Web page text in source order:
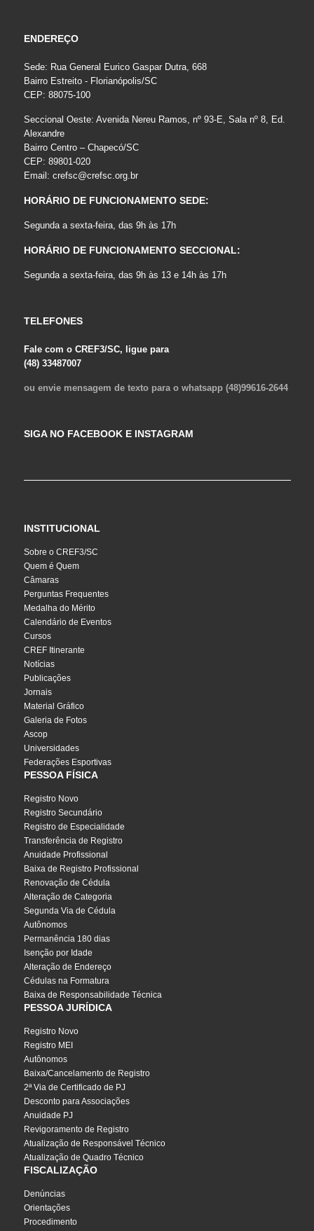
ENDEREÇO
Sede: Rua General Eurico Gaspar Dutra, 668
Bairro Estreito - Florianópolis/SC
CEP: 88075-100
Seccional Oeste: Avenida Nereu Ramos, nº 93-E, Sala nº 8, Ed.
Alexandre
Bairro Centro – Chapecó/SC
CEP: 89801-020
Email: crefsc@crefsc.org.br
HORÁRIO DE FUNCIONAMENTO SEDE:
Segunda a sexta-feira, das 9h às 17h
HORÁRIO DE FUNCIONAMENTO SECCIONAL:
Segunda a sexta-feira, das 9h às 13 e 14h às 17h
TELEFONES
Fale com o CREF3/SC, ligue para
(48) 33487007
ou envie mensagem de texto para o whatsapp (48)99616-2644
SIGA NO FACEBOOK E INSTAGRAM
INSTITUCIONAL
Sobre o CREF3/SC
Quem é Quem
Câmaras
Perguntas Frequentes
Medalha do Mérito
Calendário de Eventos
Cursos
CREF Itinerante
Notícias
Publicações
Jornais
Material Gráfico
Galeria de Fotos
Ascop
Universidades
Federações Esportivas
PESSOA FÍSICA
Registro Novo
Registro Secundário
Registro de Especialidade
Transferência de Registro
Anuidade Profissional
Baixa de Registro Profissional
Renovação de Cédula
Alteração de Categoria
Segunda Via de Cédula
Autônomos
Permanência 180 dias
Isenção por Idade
Alteração de Endereço
Cédulas na Formatura
Baixa de Responsabilidade Técnica
PESSOA JURÍDICA
Registro Novo
Registro MEI
Autônomos
Baixa/Cancelamento de Registro
2ª Via de Certificado de PJ
Desconto para Associações
Anuidade PJ
Revigoramento de Registro
Atualização de Responsável Técnico
Atualização de Quadro Técnico
FISCALIZAÇÃO
Denúncias
Orientações
Procedimento